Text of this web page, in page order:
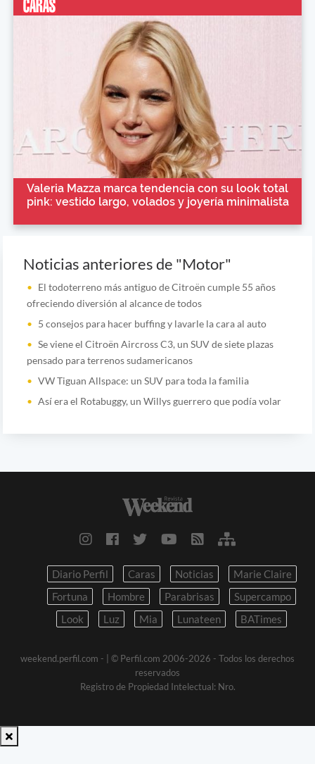
Valeria Mazza marca tendencia con su look total
pink: vestido largo, volados y joyería minimalista
Noticias anteriores de "Motor"
El todoterreno más antiguo de Citroën cumple 55 años
ofreciendo diversión al alcance de todos
5 consejos para hacer buffing y lavarle la cara al auto
Se viene el Citroën Aircross C3, un SUV de siete plazas
pensado para terrenos sudamericanos
VW Tiguan Allspace: un SUV para toda la familia
Así era el Rotabuggy, un Willys guerrero que podía volar
Diario Perfil Caras Noticias
Marie Claire
Fortuna
Hombre Parabrisas
Supercampo
Look
Luz Mia Lunateen BATimes
weekend.perfil.com -
| © Perfil.com 2006-2026 - Todos los derechos
reservados
Registro de Propiedad Intelectual: Nro.